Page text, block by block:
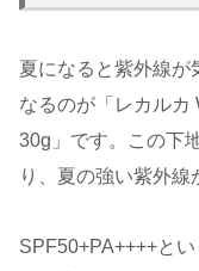
夏になると紫外線が
なるのが「レカルカ
30g」です。この下
り、夏の強い紫外線
SPF50+PA++++と